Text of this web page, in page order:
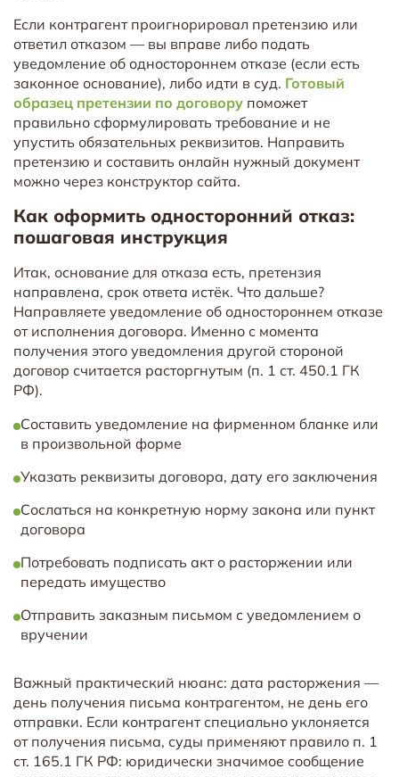
Если контрагент проигнорировал претензию или
ответил отказом — вы вправе либо подать
уведомление об одностороннем отказе (если есть
законное основание), либо идти в суд. Готовый
образец претензии по договору поможет
правильно сформулировать требование и не
упустить обязательных реквизитов. Направить
претензию и составить онлайн нужный документ
можно через конструктор сайта.
Как оформить односторонний отказ:
пошаговая инструкция
Итак, основание для отказа есть, претензия
направлена, срок ответа истёк. Что дальше?
Направляете уведомление об одностороннем отказе
от исполнения договора. Именно с момента
получения этого уведомления другой стороной
договор считается расторгнутым (п. 1 ст. 450.1 ГК
РФ).
Составить уведомление на фирменном бланке или
в произвольной форме
Указать реквизиты договора, дату его заключения
Сослаться на конкретную норму закона или пункт
договора
Потребовать подписать акт о расторжении или
передать имущество
Отправить заказным письмом с уведомлением о
вручении
Важный практический нюанс: дата расторжения —
день получения письма контрагентом, не день его
отправки. Если контрагент специально уклоняется
от получения письма, суды применяют правило п. 1
ст. 165.1 ГК РФ: юридически значимое сообщение